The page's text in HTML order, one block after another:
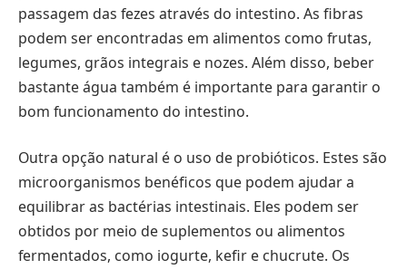
passagem das fezes através do intestino. As fibras
podem ser encontradas em alimentos como frutas,
legumes, grãos integrais e nozes. Além disso, beber
bastante água também é importante para garantir o
bom funcionamento do intestino.
Outra opção natural é o uso de probióticos. Estes são
microorganismos benéficos que podem ajudar a
equilibrar as bactérias intestinais. Eles podem ser
obtidos por meio de suplementos ou alimentos
fermentados, como iogurte, kefir e chucrute. Os